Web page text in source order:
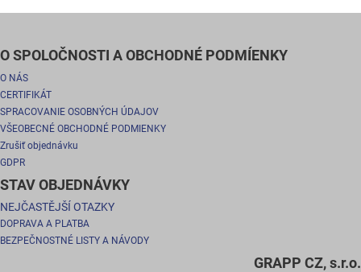
O SPOLOČNOSTI A OBCHODNÉ PODMÍENKY
O NÁS
CERTIFIKÁT
SPRACOVANIE OSOBNÝCH ÚDAJOV
VŠEOBECNÉ OBCHODNÉ PODMIENKY
Zrušiť objednávku
GDPR
STAV OBJEDNÁVKY
NEJČASTĚJŠÍ OTAZKY
DOPRAVA A PLATBA
BEZPEČNOSTNÉ LISTY A NÁVODY
GRAPP CZ, s.r.o.